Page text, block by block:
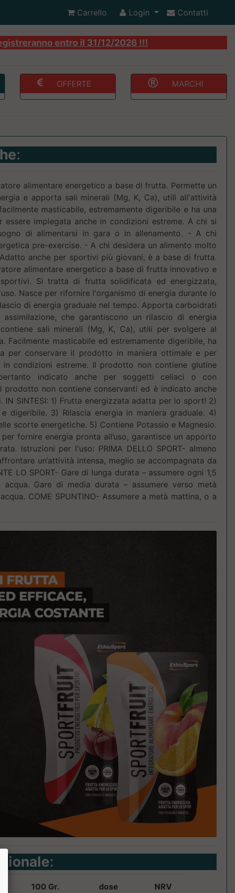
Carrello Login Contatti
entro il 31/12/2026 !!!
OFFERTE MARCHI
:
alimentare energetico a base di frutta. Permette un
e apporta sali minerali (Mg, K, Ca), utili all'attività
masticabile, estremamente digeribile e ha una
essere impiegata anche in condizioni estreme. A chi si
di alimentarsi in gara o in allenamento. - A chi
pre-exercise. - A chi desidera un alimento molto
anche per sportivi più giovani, è a base di frutta.
alimentare energetico a base di frutta innovativo e
Si tratta di frutta solidificata ed energizzata,
Nasce per rifornire l'organismo di energia durante lo
di energia graduale nel tempo. Apporta carboidrati
che ga­rantiscono un rilascio di energia
sali minerali (Mg, K, Ca), utili per svolgere al
Facilmente masticabile ed estremamente digeribile, ha
per con­servare il prodotto in maniera ottimale e per
in condizioni estre­me. Il prodotto non contiene glutine
indicato anche per sog­getti celiaci o con
prodotto non contiene conservanti ed è indicato anche
SINTESI: 1) Frutta energizzata adatta per lo sport! 2)
digeribile. 3) Rilascia energia in maniera graduale. 4)
scorte energetiche. 5) Contiene Potassio e Magnesio.
fornire energia pronta all’uso, garantisce un apporto
Istruzioni per l'uso: PRIMA DELLO SPORT- almeno
un’attività intensa, meglio se accompagnata da
LO SPORT- Gare di lunga durata – assumere ogni 1,5
Gare di media durata – assumere verso metà
COME SPUNTINO- Assumere a metà mattina, o a
:
100 Gr.
dose
NRV